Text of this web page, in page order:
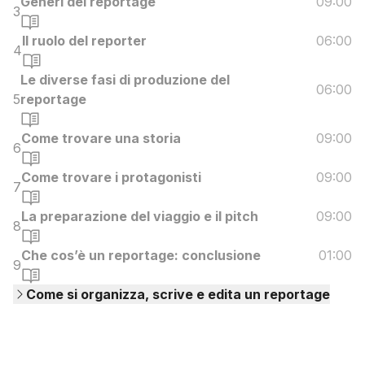
3
4
Il ruolo del reporter 06:00
5
Le diverse fasi di produzione del
reportage
06:00
6
Come trovare una storia 09:00
7
Come trovare i protagonisti 09:00
8
La preparazione del viaggio e il pitch 09:00
9
Che cos’è un reportage: conclusione 01:00
Come si organizza, scrive e edita un reportage